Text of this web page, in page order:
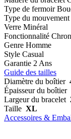
Type de fermoir
Type du mouvement
Verre Minéral
Fonctionnalité
Genre Homme
Style Casual
Garantie 2 Ans
Guide des tailles
Diamètre du boîtier
Épaisseur du boîtier
Largeur du bracelet
Taille XL
Accessoires &